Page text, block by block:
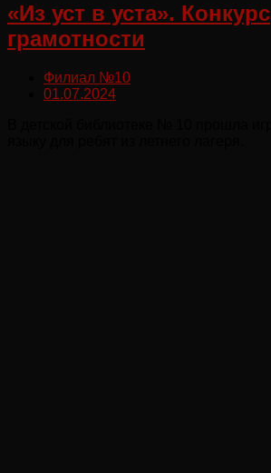
«Из уст в уста». Конкурс
грамотности
Филиал №10
01.07.2024